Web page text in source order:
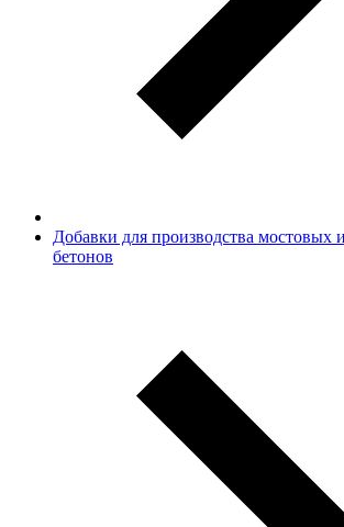
Добавки для производства мостовых
бетонов